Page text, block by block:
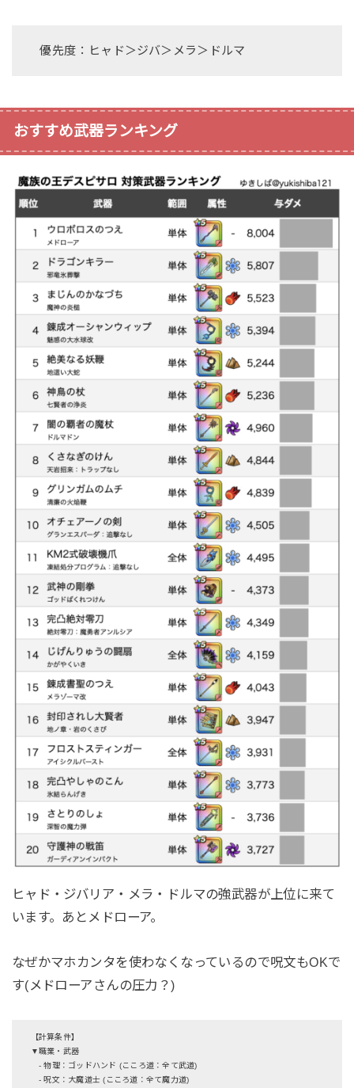
優先度：ヒャド＞ジバ＞メラ＞ドルマ
おすすめ武器ランキング
ヒャド・ジバリア・メラ・ドルマの強武器が上位に来て
います。あとメドローア。
なぜかマホカンタを使わなくなっているので呪文もOKで
す(メドローアさんの圧力？)
【計算条件】
▼職業・武器
- 物理：ゴッドハンド (こころ道：全て武道)
- 呪文：大魔道士 (こころ道：全て魔力道)